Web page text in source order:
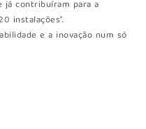
já contribuíram para a
instalações”.
e a inovação num só